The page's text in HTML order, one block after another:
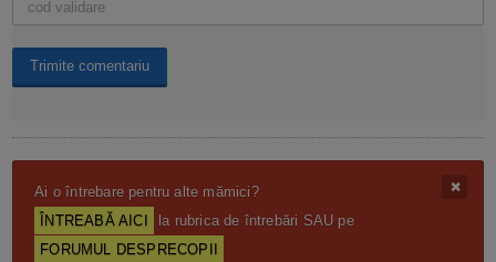
Ai o întrebare pentru alte mămici?
ÎNTREABĂ AICI
la rubrica de întrebări SAU pe
FORUMUL DESPRECOPII